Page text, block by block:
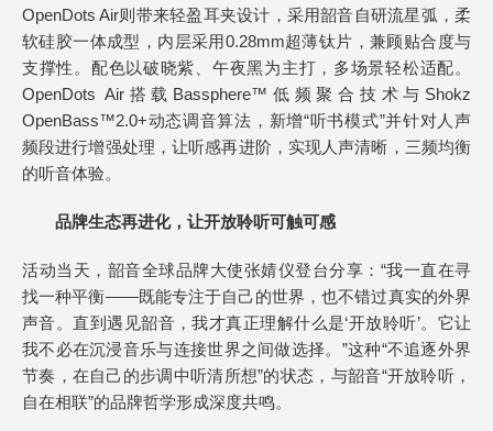
OpenDots Air则带来轻盈耳夹设计，采用韶音自研流星弧，柔
软硅胶一体成型，内层采用0.28mm超薄钛片，兼顾贴合度与
支撑性。配色以破晓紫、午夜黑为主打，多场景轻松适配。
OpenDots Air搭载Bassphere™低频聚合技术与Shokz
OpenBass™2.0+动态调音算法，新增“听书模式”并针对人声
频段进行增强处理，让听感再进阶，实现人声清晰，三频均衡
的听音体验。
品牌生态再进化，让开放聆听可触可感
活动当天，韶音全球品牌大使张婧仪登台分享：“我一直在寻
找一种平衡——既能专注于自己的世界，也不错过真实的外界
声音。直到遇见韶音，我才真正理解什么是‘开放聆听’。它让
我不必在沉浸音乐与连接世界之间做选择。”这种“不追逐外界
节奏，在自己的步调中听清所想”的状态，与韶音“开放聆听，
自在相联”的品牌哲学形成深度共鸣。